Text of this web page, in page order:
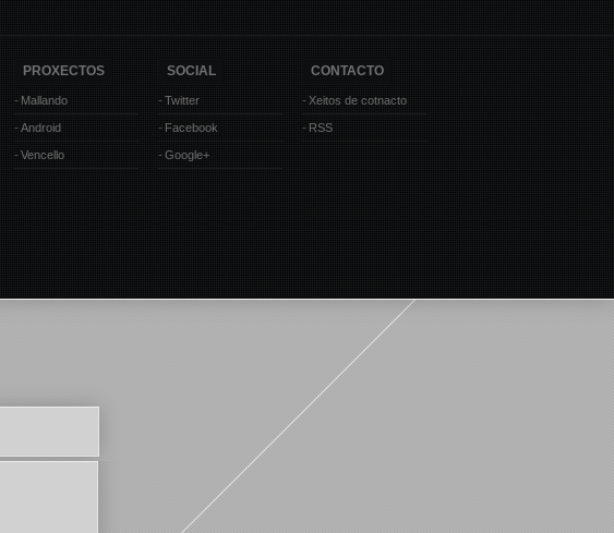
PROXECTOS
Mallando
Android
Vencello
SOCIAL
Twitter
Facebook
Google+
CONTACTO
Xeitos de cotnacto
RSS